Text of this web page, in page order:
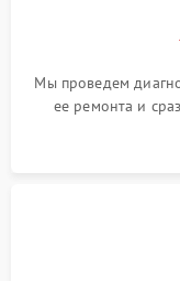
Мы проведем
ее ремонта и